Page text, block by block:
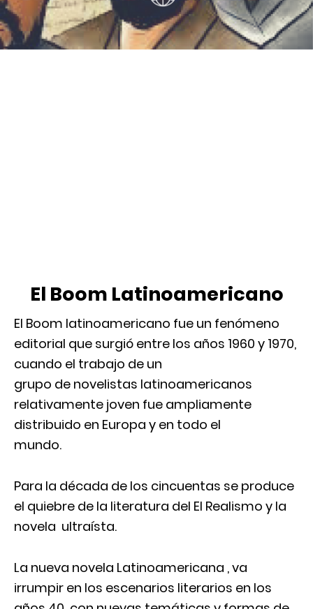
El Boom Latinoamericano
El Boom latinoamericano fue un fenómeno
editorial que surgió entre los años 1960 y 1970,
cuando el trabajo de un
grupo de novelistas latinoamericanos
relativamente joven fue ampliamente
distribuido en Europa y en todo el
mundo.
Para la década de los cincuentas se produce
el quiebre de la literatura del El Realismo y la
novela ultraísta.
La nueva novela Latinoamericana , va
irrumpir en los escenarios literarios en los